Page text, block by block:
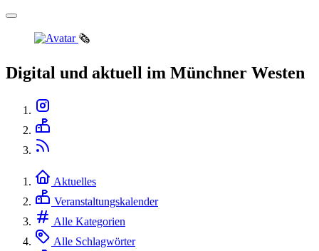
🗞️
Digital und aktuell im Münchner Westen
Aktuelles
Veranstaltungskalender
Alle Kategorien
Alle Schlagwörter